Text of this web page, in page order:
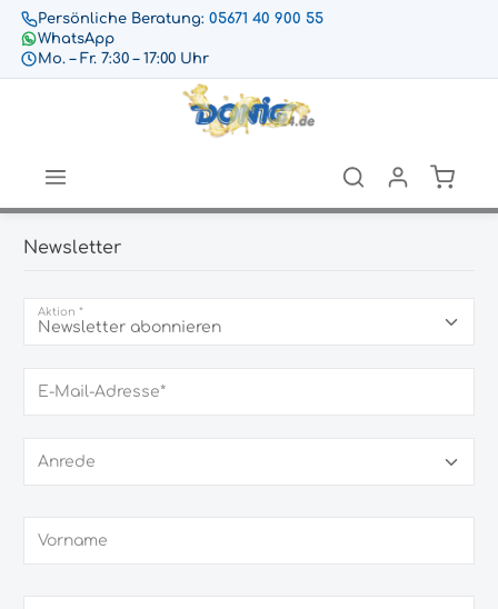
Persönliche Beratung: 05671 40 900 55
WhatsApp
Mo. – Fr. 7:30 – 17:00 Uhr
Newsletter
Aktion *
E-Mail-Adresse*
Anrede
Vorname